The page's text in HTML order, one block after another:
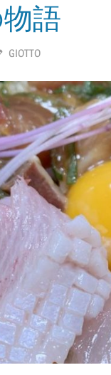
語
GIOTTO